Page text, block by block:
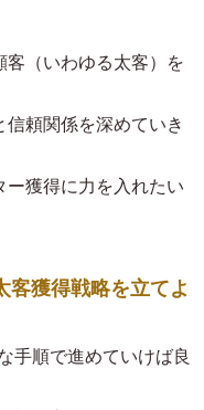
（いわゆる太客）を
頼関係を深めていき
獲得に力を入れたい
客獲得戦略を立てよ
手順で進めていけば良